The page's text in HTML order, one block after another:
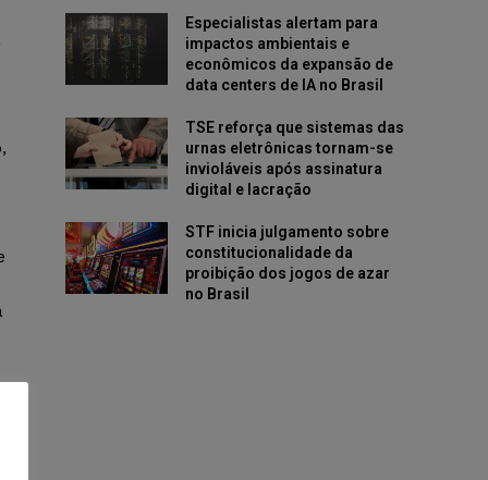
Especialistas alertam para
impactos ambientais e
econômicos da expansão de
data centers de IA no Brasil
TSE reforça que sistemas das
urnas eletrônicas tornam-se
invioláveis após assinatura
digital e lacração
STF inicia julgamento sobre
constitucionalidade da
proibição dos jogos de azar
no Brasil